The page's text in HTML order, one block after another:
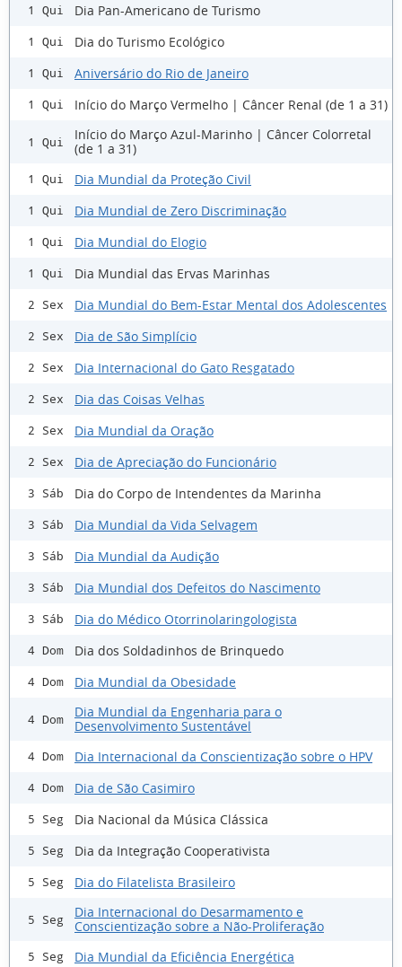
1 Qui Dia Pan-Americano de Turismo
1 Qui Dia do Turismo Ecológico
1 Qui Aniversário do Rio de Janeiro
1 Qui Início do Março Vermelho | Câncer Renal (de 1 a 31)
1 Qui
Início do Março Azul-Marinho | Câncer Colorretal
(de 1 a 31)
1 Qui Dia Mundial da Proteção Civil
1 Qui Dia Mundial de Zero Discriminação
1 Qui Dia Mundial do Elogio
1 Qui Dia Mundial das Ervas Marinhas
2 Sex Dia Mundial do Bem-Estar Mental dos Adolescentes
2 Sex Dia de São Simplício
2 Sex Dia Internacional do Gato Resgatado
2 Sex Dia das Coisas Velhas
2 Sex Dia Mundial da Oração
2 Sex Dia de Apreciação do Funcionário
3 Sáb Dia do Corpo de Intendentes da Marinha
3 Sáb Dia Mundial da Vida Selvagem
3 Sáb Dia Mundial da Audição
3 Sáb Dia Mundial dos Defeitos do Nascimento
3 Sáb Dia do Médico Otorrinolaringologista
4 Dom Dia dos Soldadinhos de Brinquedo
4 Dom Dia Mundial da Obesidade
4 Dom
Dia Mundial da Engenharia para o
Desenvolvimento Sustentável
4 Dom Dia Internacional da Conscientização sobre o HPV
4 Dom Dia de São Casimiro
5 Seg Dia Nacional da Música Clássica
5 Seg Dia da Integração Cooperativista
5 Seg Dia do Filatelista Brasileiro
5 Seg
Dia Internacional do Desarmamento e
Conscientização sobre a Não-Proliferação
5 Seg Dia Mundial da Eficiência Energética